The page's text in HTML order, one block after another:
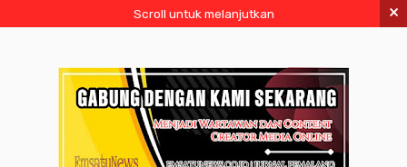
Scroll untuk melanjutkan ×